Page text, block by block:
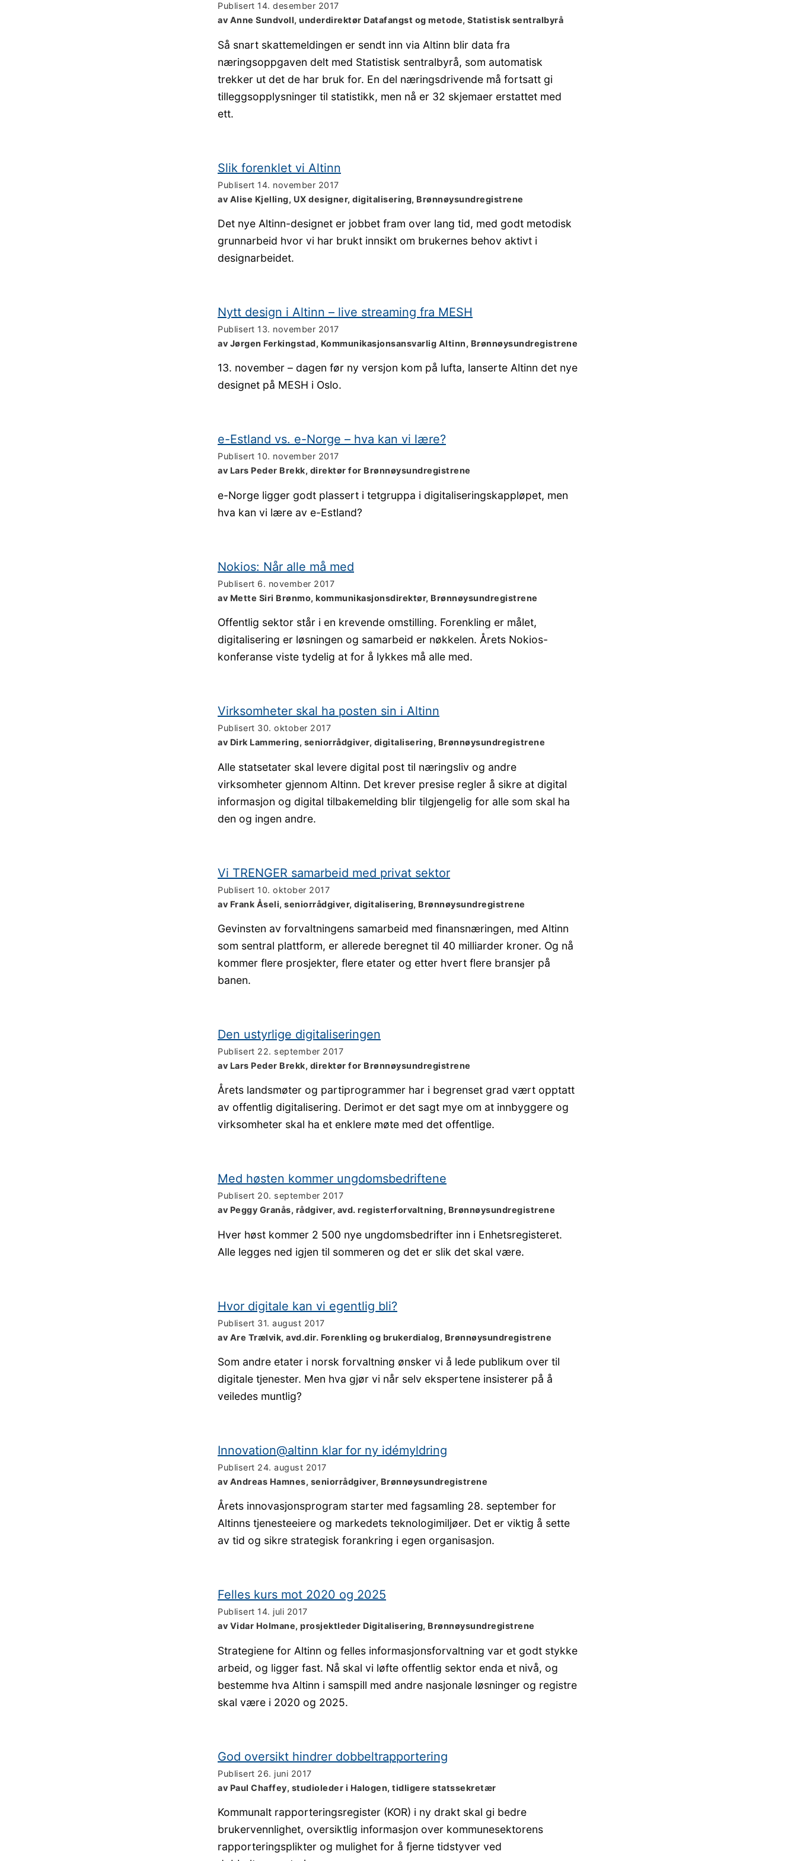
Publisert 14. desember 2017
av Anne Sundvoll, underdirektør Datafangst og metode, Statistisk sentralbyrå
Så snart skattemeldingen er sendt inn via Altinn blir data fra
næringsoppgaven delt med Statistisk sentralbyrå, som automatisk
trekker ut det de har bruk for. En del næringsdrivende må fortsatt gi
tilleggsopplysninger til statistikk, men nå er 32 skjemaer erstattet med
ett.
Slik forenklet vi Altinn
Publisert 14. november 2017
av Alise Kjelling, UX designer, digitalisering, Brønnøysundregistrene
Det nye Altinn-designet er jobbet fram over lang tid, med godt metodisk
grunnarbeid hvor vi har brukt innsikt om brukernes behov aktivt i
designarbeidet.
Nytt design i Altinn – live streaming fra MESH
Publisert 13. november 2017
av Jørgen Ferkingstad, Kommunikasjonsansvarlig Altinn, Brønnøysundregistrene
13. november – dagen før ny versjon kom på lufta, lanserte Altinn det nye
designet på MESH i Oslo.
e-Estland vs. e-Norge – hva kan vi lære?
Publisert 10. november 2017
av Lars Peder Brekk, direktør for Brønnøysundregistrene
e-Norge ligger godt plassert i tetgruppa i digitaliseringskappløpet, men
hva kan vi lære av e-Estland?
Nokios: Når alle må med
Publisert 6. november 2017
av Mette Siri Brønmo, kommunikasjonsdirektør, Brønnøysundregistrene
Offentlig sektor står i en krevende omstilling. Forenkling er målet,
digitalisering er løsningen og samarbeid er nøkkelen. Årets Nokios-
konferanse viste tydelig at for å lykkes må alle med.
Virksomheter skal ha posten sin i Altinn
Publisert 30. oktober 2017
av Dirk Lammering, seniorrådgiver, digitalisering, Brønnøysundregistrene
Alle statsetater skal levere digital post til næringsliv og andre
virksomheter gjennom Altinn. Det krever presise regler å sikre at digital
informasjon og digital tilbakemelding blir tilgjengelig for alle som skal ha
den og ingen andre.
Vi TRENGER samarbeid med privat sektor
Publisert 10. oktober 2017
av Frank Åseli, seniorrådgiver, digitalisering, Brønnøysundregistrene
Gevinsten av forvaltningens samarbeid med finansnæringen, med Altinn
som sentral plattform, er allerede beregnet til 40 milliarder kroner. Og nå
kommer flere prosjekter, flere etater og etter hvert flere bransjer på
banen.
Den ustyrlige digitaliseringen
Publisert 22. september 2017
av Lars Peder Brekk, direktør for Brønnøysundregistrene
Årets landsmøter og partiprogrammer har i begrenset grad vært opptatt
av offentlig digitalisering. Derimot er det sagt mye om at innbyggere og
virksomheter skal ha et enklere møte med det offentlige.
Med høsten kommer ungdomsbedriftene
Publisert 20. september 2017
av Peggy Granås, rådgiver, avd. registerforvaltning, Brønnøysundregistrene
Hver høst kommer 2 500 nye ungdomsbedrifter inn i Enhetsregisteret.
Alle legges ned igjen til sommeren og det er slik det skal være.
Hvor digitale kan vi egentlig bli?
Publisert 31. august 2017
av Are Trælvik, avd.dir. Forenkling og brukerdialog, Brønnøysundregistrene
Som andre etater i norsk forvaltning ønsker vi å lede publikum over til
digitale tjenester. Men hva gjør vi når selv ekspertene insisterer på å
veiledes muntlig?
Innovation@altinn klar for ny idémyldring
Publisert 24. august 2017
av Andreas Hamnes, seniorrådgiver, Brønnøysundregistrene
Årets innovasjonsprogram starter med fagsamling 28. september for
Altinns tjenesteeiere og markedets teknologimiljøer. Det er viktig å sette
av tid og sikre strategisk forankring i egen organisasjon.
Felles kurs mot 2020 og 2025
Publisert 14. juli 2017
av Vidar Holmane, prosjektleder Digitalisering, Brønnøysundregistrene
Strategiene for Altinn og felles informasjonsforvaltning var et godt stykke
arbeid, og ligger fast. Nå skal vi løfte offentlig sektor enda et nivå, og
bestemme hva Altinn i samspill med andre nasjonale løsninger og registre
skal være i 2020 og 2025.
God oversikt hindrer dobbeltrapportering
Publisert 26. juni 2017
av Paul Chaffey, studioleder i Halogen, tidligere statssekretær
Kommunalt rapporteringsregister (KOR) i ny drakt skal gi bedre
brukervennlighet, oversiktlig informasjon over kommunesektorens
rapporteringsplikter og mulighet for å fjerne tidstyver ved